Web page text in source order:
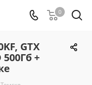
0
GTX
500Гб +